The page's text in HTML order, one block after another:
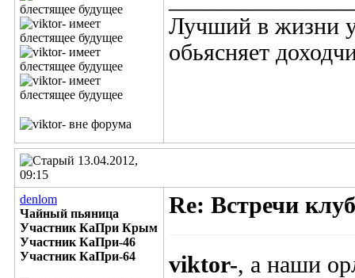
Лучший в жизни
обьясняет
13.04.2012,
09:15
denlom
Чайный пьяница
Участник КаПри Крым
Участник КаПри-46
Участник КаПри-64
Re: Встречи
viktor-, а наши